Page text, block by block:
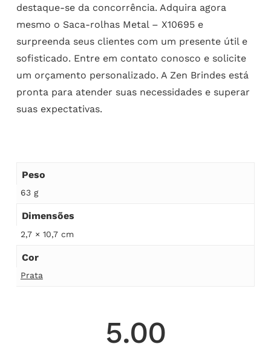
destaque-se da concorrência. Adquira agora
mesmo o Saca-rolhas Metal – X10695 e
surpreenda seus clientes com um presente útil e
sofisticado. Entre em contato conosco e solicite
um orçamento personalizado. A Zen Brindes está
pronta para atender suas necessidades e superar
suas expectativas.
Peso
63 g
Dimensões
2,7 × 10,7 cm
Cor
Prata
5.00